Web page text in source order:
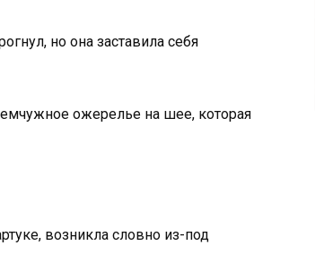
но она заставила себя
ожерелье на шее, которая
возникла словно из-под